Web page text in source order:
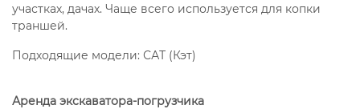
участках, дачах. Чаще всего используется для копки
траншей.
Подходящие модели: САТ (Кэт)
Аренда экскаватора-погрузчика